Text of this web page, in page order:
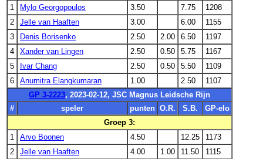
1
Mylo Georgopoulos 3.50 7.75
1208
2
Jelle van Haaften 3.00 6.00
1155
3
Denis Borisenko 2.50 2.00 6.50
1197
4
Xander van Lingen 2.50 0.50 5.75
1167
5
Ivar Chang 2.50 0.50 5.50
1109
6
Anumitra Elangkumaran 1.00 2.50
1107
GP 3-2223, 2023-02-12, JSC Magnus Leidsche Rijn
#
speler punten O.R. S.B.
GP-elo
Groep 3:
1
Arvo Boonen 4.50 12.25
1173
2
Jelle van Haaften 4.00 1.00 11.50
1115